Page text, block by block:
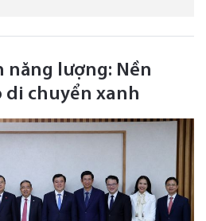
năng lượng: Nền
di chuyển xanh